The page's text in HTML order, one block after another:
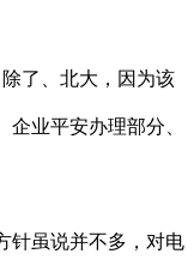
了、北大，因为该
业平安办理部分、
针虽说并不多，对电